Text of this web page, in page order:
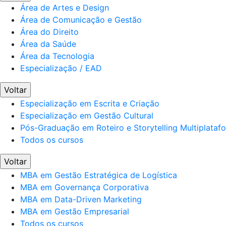
Área de Artes e Design
Área de Comunicação e Gestão
Área do Direito
Área da Saúde
Área da Tecnologia
Especialização / EAD
Voltar
Especialização em Escrita e Criação
Especialização em Gestão Cultural
Pós-Graduação em Roteiro e Storytelling
Todos os cursos
Voltar
MBA em Gestão Estratégica de Logística
MBA em Governança Corporativa
MBA em Data-Driven Marketing
MBA em Gestão Empresarial
Todos os cursos